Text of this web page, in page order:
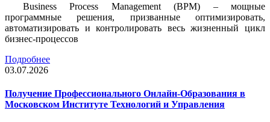
Business Process Management (BPM) – мощные
программные решения, призванные оптимизировать,
автоматизировать и контролировать весь жизненный цикл
бизнес-процессов
Подробнее
03.07.2026
Получение Профессионального Онлайн-Образования в
Московском Институте Технологий и Управления